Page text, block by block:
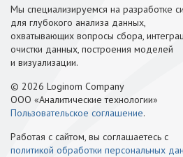
Мы специализируемся на разработке
для глубокого анализа данных,
охватывающих вопросы сбора,
очистки данных, построения моделей
и визуализации.
© 2026 Loginom Company
ООО «Аналитические технологии»
Пользовательское соглашение.
Работая с сайтом, вы соглашаетесь с
политикой обработки персональных